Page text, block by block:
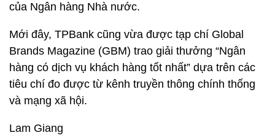
của Ngân hàng Nhà nước.
Mới đây, TPBank cũng vừa được tạp chí Global
Brands Magazine (GBM) trao giải thưởng “Ngân
hàng có dịch vụ khách hàng tốt nhất” dựa trên các
tiêu chí đo được từ kênh truyền thông chính thống
và mạng xã hội.
Lam Giang